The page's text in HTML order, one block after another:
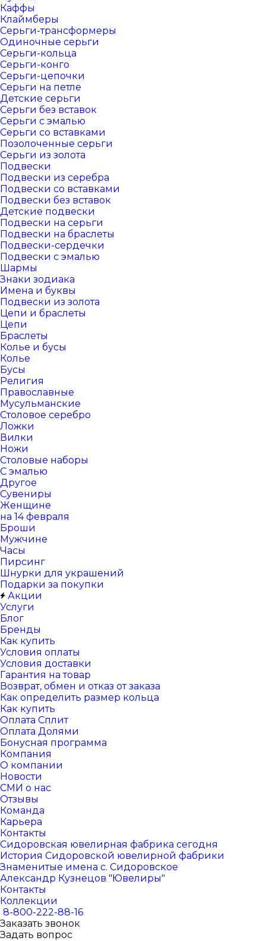
Каффы
Клаймберы
Серьги-трансформеры
Одиночные серьги
Серьги-кольца
Серьги-конго
Серьги-цепочки
Серьги на петле
Детские серьги
Серьги без вставок
Серьги с эмалью
Серьги со вставками
Позолоченные серьги
Серьги из золота
Подвески
Подвески из серебра
Подвески со вставками
Подвески без вставок
Детские подвески
Подвески на серьги
Подвески на браслеты
Подвески-сердечки
Подвески с эмалью
Шармы
Знаки зодиака
Имена и буквы
Подвески из золота
Цепи и браслеты
Цепи
Браслеты
Колье и бусы
Колье
Бусы
Религия
Православные
Мусульманские
Столовое серебро
Ложки
Вилки
Ножи
Столовые наборы
С эмалью
Другое
Сувениры
Женщине
на 14 февраля
Броши
Мужчине
Часы
Пирсинг
Шнурки для украшений
Подарки за покупки
Акции
Услуги
Блог
Бренды
Как купить
Условия оплаты
Условия доставки
Гарантия на товар
Возврат, обмен и отказ от заказа
Как определить размер кольца
Как купить
Оплата Сплит
Оплата Долями
Бонусная программа
Компания
О компании
Новости
СМИ о нас
Отзывы
Команда
Карьера
Контакты
Сидоровская ювелирная фабрика сегодня
История Сидоровской ювелирной фабрики
Знаменитые имена с. Сидоровское
Александр Кузнецов "Ювелиры"
Контакты
Коллекции
8-800-222-88-16
Заказать звонок
Задать вопрос